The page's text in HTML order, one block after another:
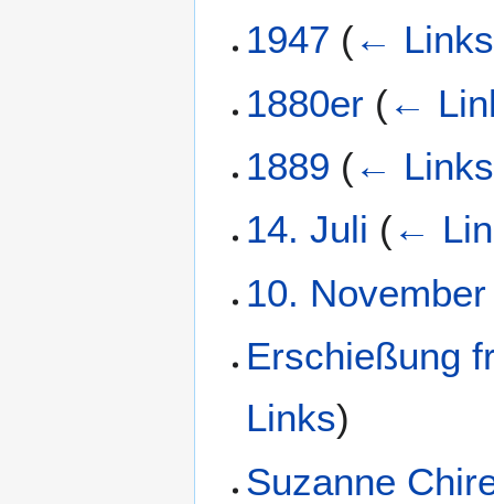
1947 (← Links
1880er (←
1889 (← Links
14. Juli (←
10. November
Erschießung
Links)
Suzanne